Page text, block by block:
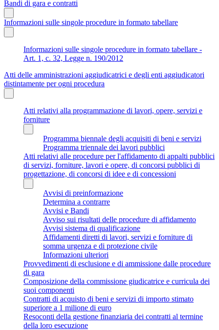
Bandi di gara e contratti
Informazioni sulle singole procedure in formato tabellare
Informazioni sulle singole procedure in formato tabellare -
Art. 1, c. 32, Legge n. 190/2012
Atti delle amministrazioni aggiudicatrici e degli enti aggiudicatori
distintamente per ogni procedura
Atti relativi alla programmazione di lavori, opere, servizi e
forniture
Programma biennale degli acquisiti di beni e servizi
Programma triennale dei lavori pubblici
Atti relativi alle procedure per l'affidamento di appalti pubblici
di servizi, forniture, lavori e opere, di concorsi pubblici di
progettazione, di concorsi di idee e di concessioni
Avvisi di preinformazione
Determina a contrarre
Avvisi e Bandi
Avviso sui risultati delle procedure di affidamento
Avvisi sistema di qualificazione
Affidamenti diretti di lavori, servizi e forniture di
somma urgenza e di protezione civile
Informazioni ulteriori
Provvedimenti di esclusione e di ammissione dalle procedure
di gara
Composizione della commissione giudicatrice e curricula dei
suoi componenti
Contratti di acquisto di beni e servizi di importo stimato
superiore a 1 milione di euro
Resoconti della gestione finanziaria dei contratti al termine
della loro esecuzione